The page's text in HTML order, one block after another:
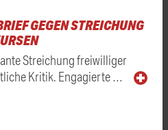
GEGEN STREICHUNG
Streichung freiwilliger
Kritik. Engagierte …